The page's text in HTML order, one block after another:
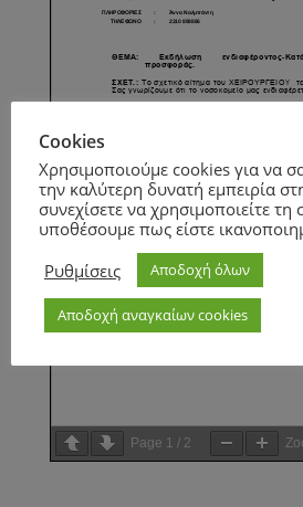
Page 1 / 2
Cookies
Χρησιμοποιούμε cookies για να
την καλύτερη δυνατή εμπειρία
συνεχίσετε να χρησιμοποιείτε τη
υποθέσουμε πως είστε
Ρυθμίσεις
Αποδοχή όλων
Αποδοχή αναγκαίων cookies